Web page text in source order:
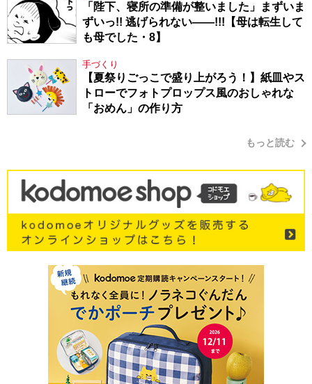
「陛下、寝所の準備が整いました」まずいま
ずいっ!! 逃げられない――!!!【母は転生して
も母でした・8】
手づくり
【夏祭りごっこで盛り上がろう！】紙皿やス
トローでフォトプロップス風のおしゃれな
「おめん」の作り方
もっと読む